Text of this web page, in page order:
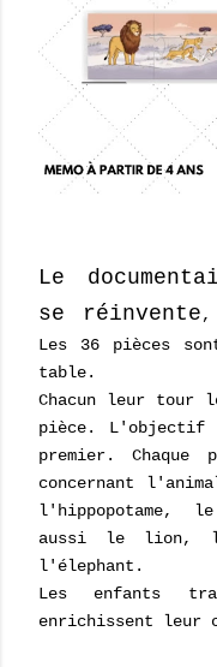
Le
se réinvente,
Les 36 pièces
table.
Chacun leur tour
pièce. L'objectif
premier. Chaque
concernant
l'hippopotame,
aussi le lion,
l'élephant.
Les enfants
enrichissent leur